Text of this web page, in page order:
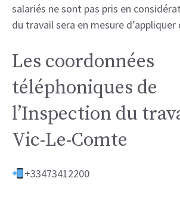
salariés ne sont pas pris en
du travail sera en mesure
Les coordonnées
téléphoniques de
l’Inspection du
Vic-Le-Comte
+33473412200